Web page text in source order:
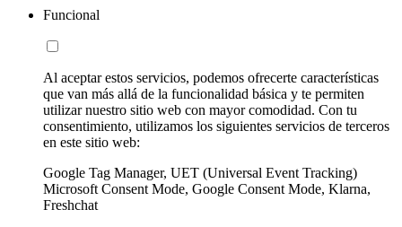
Funcional
Al aceptar estos servicios, podemos ofrecerte características
que van más allá de la funcionalidad básica y te permiten
utilizar nuestro sitio web con mayor comodidad. Con tu
consentimiento, utilizamos los siguientes servicios de terceros
en este sitio web:
Google Tag Manager, UET (Universal Event Tracking)
Microsoft Consent Mode, Google Consent Mode, Klarna,
Freshchat